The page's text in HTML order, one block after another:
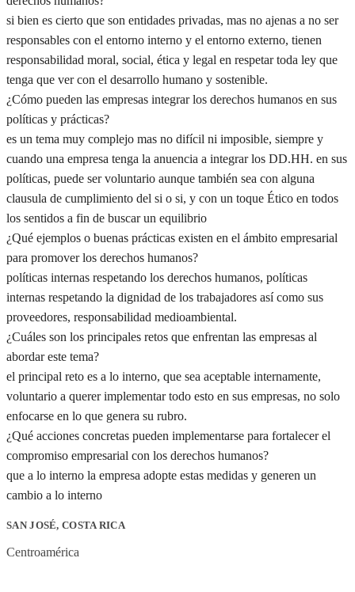
si bien es cierto que son entidades privadas, mas no ajenas a no ser
responsables con el entorno interno y el entorno externo, tienen
responsabilidad moral, social, ética y legal en respetar toda ley que
tenga que ver con el desarrollo humano y sostenible.
¿Cómo pueden las empresas integrar los derechos humanos en sus
políticas y prácticas?
es un tema muy complejo mas no difícil ni imposible, siempre y
cuando una empresa tenga la anuencia a integrar los DD.HH. en sus
políticas, puede ser voluntario aunque también sea con alguna
clausula de cumplimiento del si o si, y con un toque Ético en todos
los sentidos a fin de buscar un equilibrio
¿Qué ejemplos o buenas prácticas existen en el ámbito empresarial
para promover los derechos humanos?
políticas internas respetando los derechos humanos, políticas
internas respetando la dignidad de los trabajadores así como sus
proveedores, responsabilidad medioambiental.
¿Cuáles son los principales retos que enfrentan las empresas al
abordar este tema?
el principal reto es a lo interno, que sea aceptable internamente,
voluntario a querer implementar todo esto en sus empresas, no solo
enfocarse en lo que genera su rubro.
¿Qué acciones concretas pueden implementarse para fortalecer el
compromiso empresarial con los derechos humanos?
que a lo interno la empresa adopte estas medidas y generen un
cambio a lo interno
SAN JOSÉ, COSTA RICA
Centroamérica